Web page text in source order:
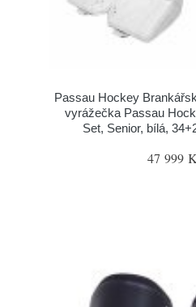
Passau Hockey
vyrážečka Passau
Set, Senior, bílá,
47 999